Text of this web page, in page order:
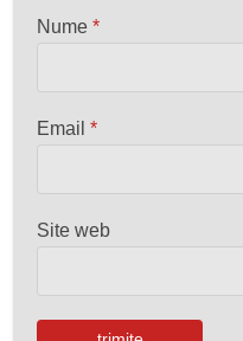
Nume*
Email*
Site web